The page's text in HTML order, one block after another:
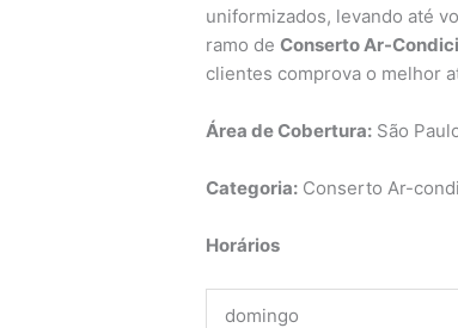
uniformizados, levando até
ramo deConserto Ar-
clientes comprova o melhor
Área de Cobertura: São
Categoria: Conserto Ar-
Horários
domingo